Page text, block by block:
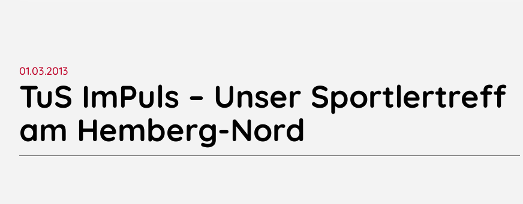
01.03.2013
TuS ImPuls – Unser Sportlertreff
am Hemberg-Nord